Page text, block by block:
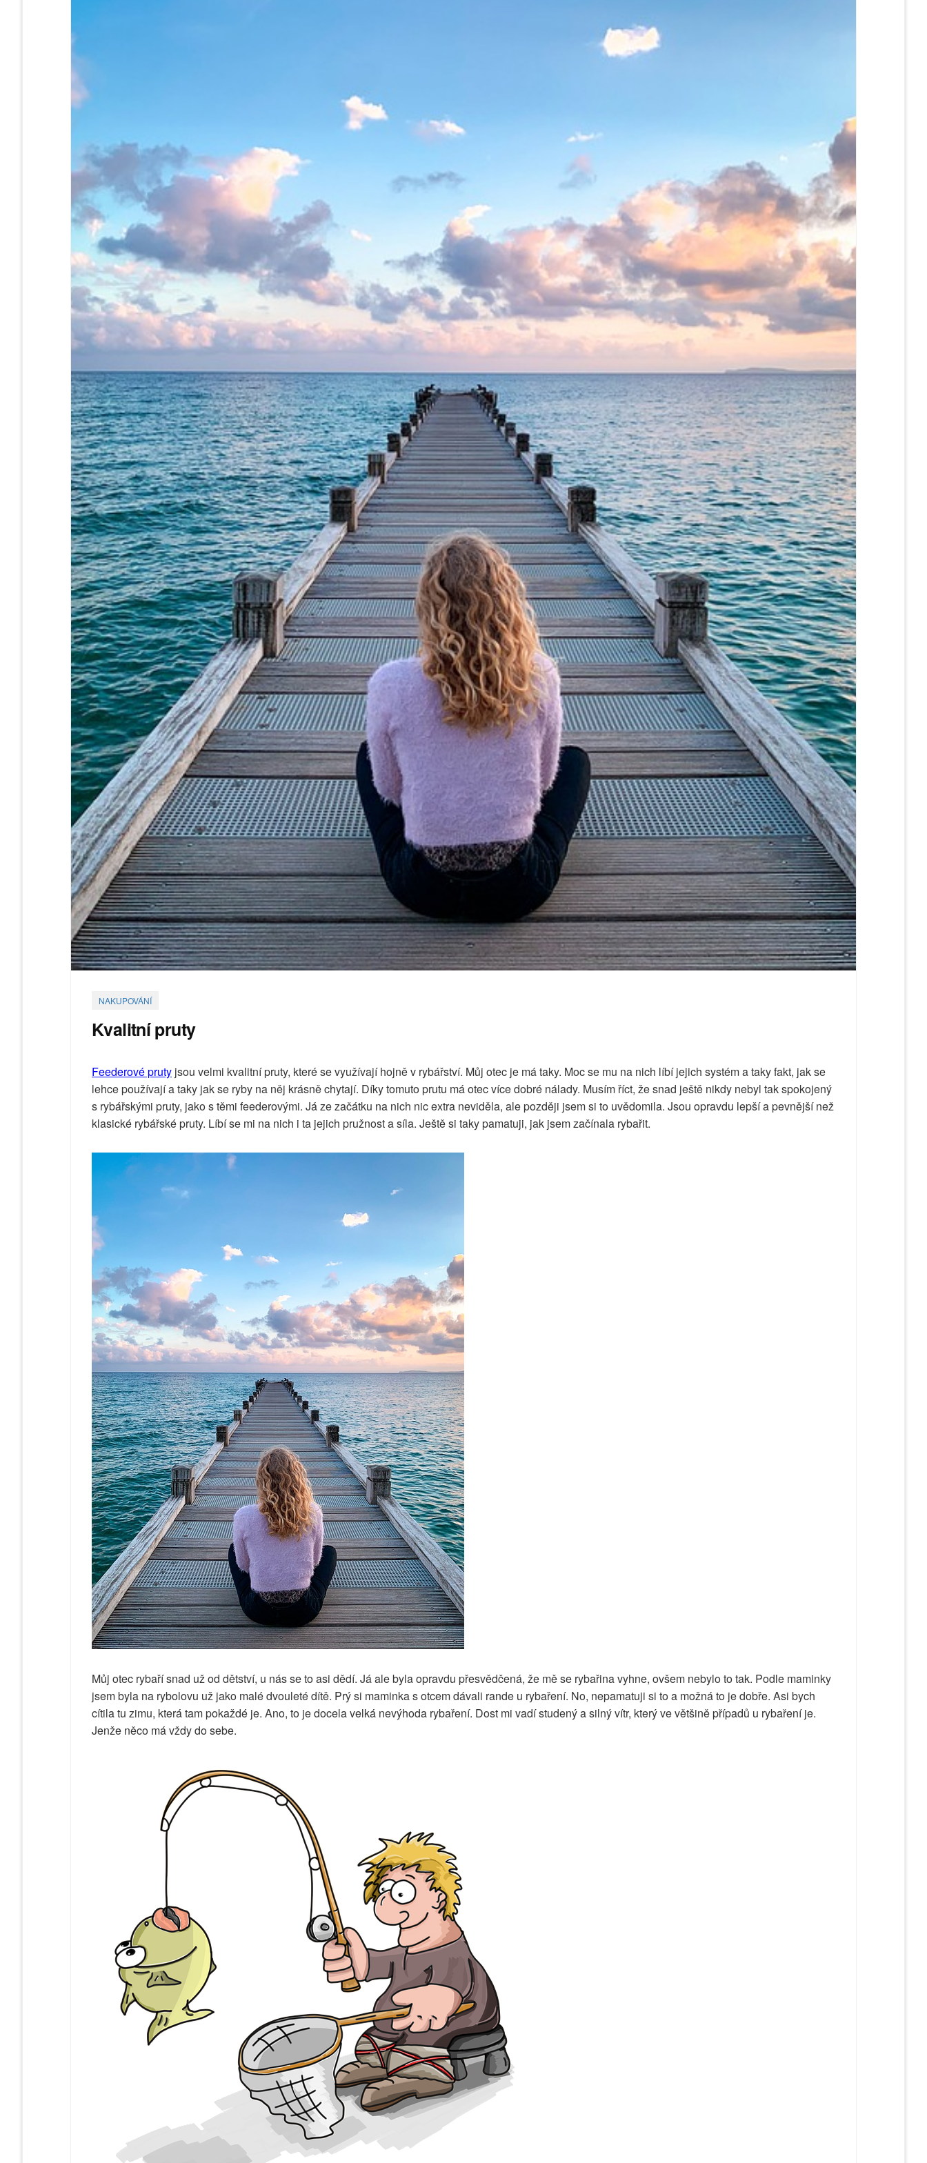
NAKUPOVÁNÍ
Kvalitní pruty
Feederové pruty jsou velmi kvalitní pruty, které se využívají hojně v rybářství. Můj otec je má taky. Moc se mu na nich líbí jejich systém a taky fakt, jak se
lehce používají a taky jak se ryby na něj krásně chytají. Díky tomuto prutu má otec více dobré nálady. Musím říct, že snad ještě nikdy nebyl tak spokojený
s rybářskými pruty, jako s těmi feederovými. Já ze začátku na nich nic extra neviděla, ale později jsem si to uvědomila. Jsou opravdu lepší a pevnější než
klasické rybářské pruty. Líbí se mi na nich i ta jejich pružnost a síla. Ještě si taky pamatuji, jak jsem začínala rybařit.
Můj otec rybaří snad už od dětství, u nás se to asi dědí. Já ale byla opravdu přesvědčená, že mě se rybařina vyhne, ovšem nebylo to tak. Podle maminky
jsem byla na rybolovu už jako malé dvouleté dítě. Prý si maminka s otcem dávali rande u rybaření. No, nepamatuji si to a možná to je dobře. Asi bych
cítila tu zimu, která tam pokaždé je. Ano, to je docela velká nevýhoda rybaření. Dost mi vadí studený a silný vítr, který ve většině případů u rybaření je.
Jenže něco má vždy do sebe.